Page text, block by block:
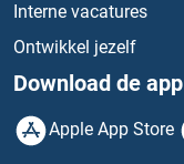
Interne vacatures
Ontwikkel jezelf
Download de app
Apple App Store